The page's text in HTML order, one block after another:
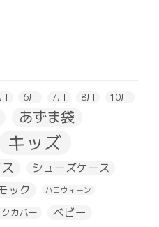
6月 7月 8月 10月
あずま袋
キッズ
シューズケース
ック ハロウィーン
カバー ベビー